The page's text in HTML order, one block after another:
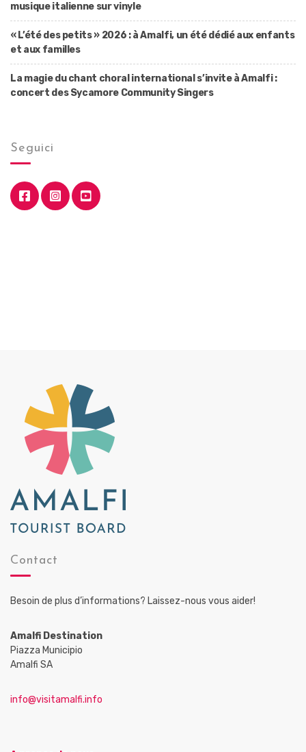
musique italienne sur vinyle
« L’été des petits » 2026 : à Amalfi, un été dédié aux enfants
et aux familles
La magie du chant choral international s’invite à Amalfi :
concert des Sycamore Community Singers
Seguici
Contact
Besoin de plus d’informations? Laissez-nous vous aider!
Amalfi Destination
Piazza Municipio
Amalfi SA
info@visitamalfi.info